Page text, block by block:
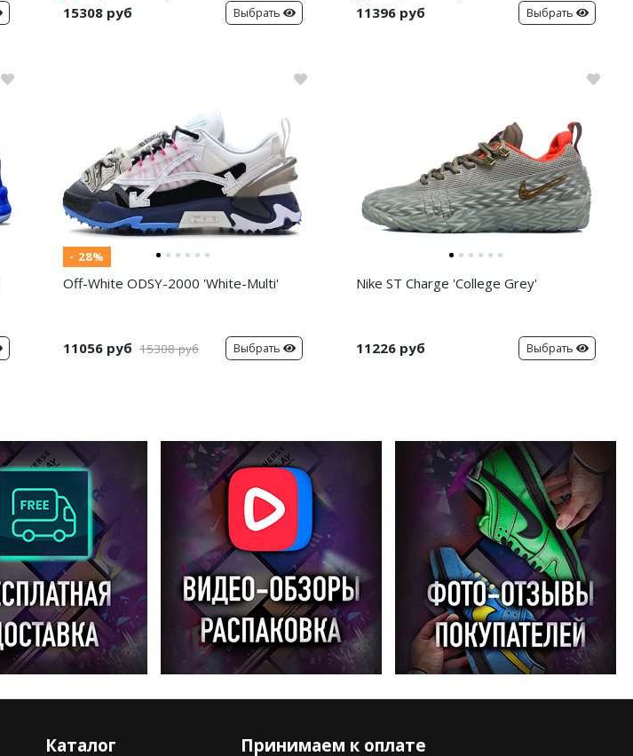
15308 руб
Выбрать
11396 руб
Выбрать
- 28%
Off-White ODSY-2000 'White-Multi'
11056 руб 15308 руб Выбрать
Nike ST Charge 'College Grey'
11226 руб Выбрать
Каталог Принимаем к оплате